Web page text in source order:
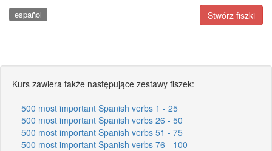
Stwórz fiszki
español
Kurs zawiera także następujące zestawy fiszek:
500 most important Spanish verbs 1 - 25
500 most important Spanish verbs 26 - 50
500 most important Spanish verbs 51 - 75
500 most important Spanish verbs 76 - 100